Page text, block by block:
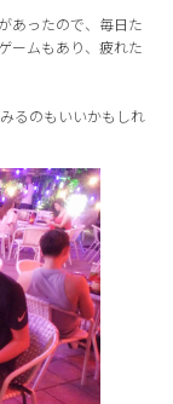
あったので、毎日た
ームもあり、疲れた
るのもいいかもしれ